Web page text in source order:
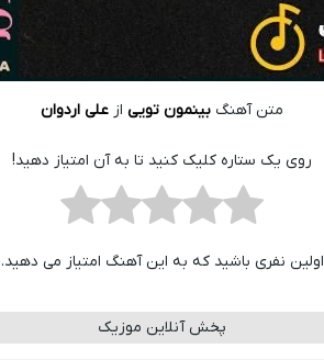
متن آهنگ بینمون توییاز علی اردوان
روی یک ستاره کلیک کنید تا به آن امتیاز دهید!
اولین نفری باشید که به این آهنگ امتیاز می دهید.
پخش آنلاین موزیک